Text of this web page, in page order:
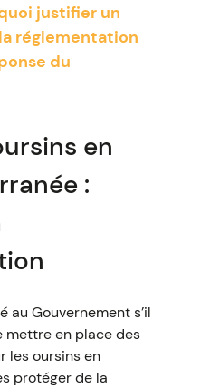
justifier un
réglementation
du
en
:
au Gouvernement s’il
mettre en place des
les oursins en
protéger de la